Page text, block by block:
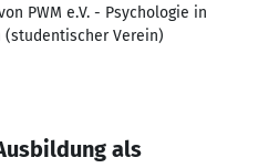
PWM e.V. - Psychologie in
Verein)
als